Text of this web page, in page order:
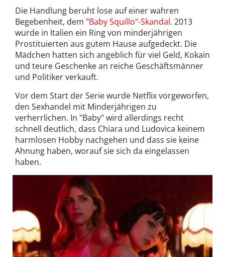
Die Handlung beruht lose auf einer wahren
Begebenheit, dem "Baby Squillo"-Skandal. 2013
wurde in Italien ein Ring von minderjährigen
Prostituierten aus gutem Hause aufgedeckt. Die
Mädchen hatten sich angeblich für viel Geld, Kokain
und teure Geschenke an reiche Geschäftsmänner
und Politiker verkauft.
Vor dem Start der Serie wurde Netflix vorgeworfen,
den Sexhandel mit Minderjährigen zu
verherrlichen. In "Baby" wird allerdings recht
schnell deutlich, dass Chiara und Ludovica keinem
harmlosen Hobby nachgehen und dass sie keine
Ahnung haben, worauf sie sich da eingelassen
haben.